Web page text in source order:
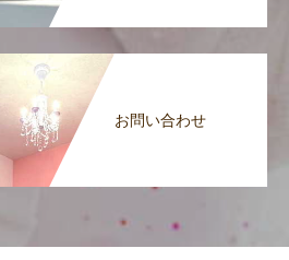
お問い合わせ